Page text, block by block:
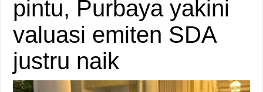
pintu, Purbaya yakini
valuasi emiten SDA
justru naik